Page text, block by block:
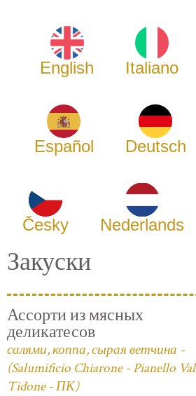
English Italiano
Español Deutsch
Česky Nederlands
Закуски
Ассорти из мясных
деликатесов
салями, коппа, сырая ветчина -
(Salumificio Chiarone - Pianello Val
Tidone - ПК)